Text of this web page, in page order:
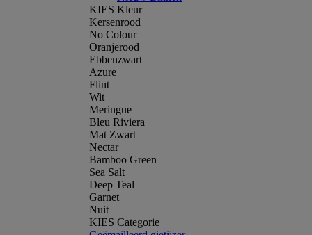
KIES Kleur
Kersenrood
No Colour
Oranjerood
Ebbenzwart
Azure
Flint
Wit
Meringue
Bleu Riviera
Mat Zwart
Nectar
Bamboo Green
Sea Salt
Deep Teal
Garnet
Nuit
KIES Categorie